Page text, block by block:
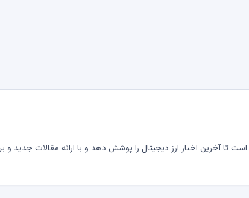
تا آخرین اخبار ارز دیجیتال را پوشش دهد و با ارائه مقالات جدید و